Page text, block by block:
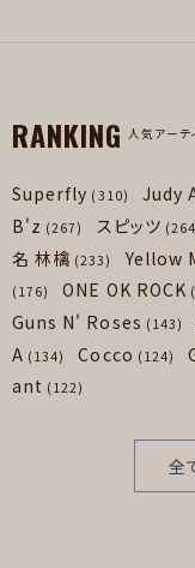
RANKING 人気アーテ
Superfly (310) Judy
B'z (267) スピッツ
名 林檎 (233) Yellow
(176) ONE OK ROCK
Guns N' Roses (143)
A (134) Cocco (124)
ant (122)
全